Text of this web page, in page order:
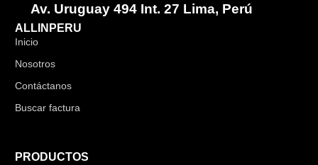
Av. Uruguay 494 Int. 27 Lima, Perú
ALLINPERU
Inicio
Nosotros
Contáctanos
Buscar factura
PRODUCTOS